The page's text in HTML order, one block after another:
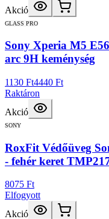
Akció
GLASS PRO
Sony Xperia M5
arc 9H keménység
1130 Ft4440 Ft
Raktáron
Akció
SONY
RoxFit Védőüveg
- fehér keret
8075 Ft
Elfogyott
Akció